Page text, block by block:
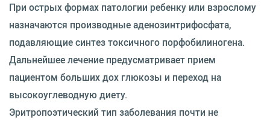
При острых формах патологии ребенку или взрослому
назначаются производные аденозинтрифосфата,
подавляющие синтез токсичного порфобилиногена.
Дальнейшее лечение предусматривает прием
пациентом больших дох глюкозы и переход на
высокоуглеводную диету.
Эритропоэтический тип заболевания почти не